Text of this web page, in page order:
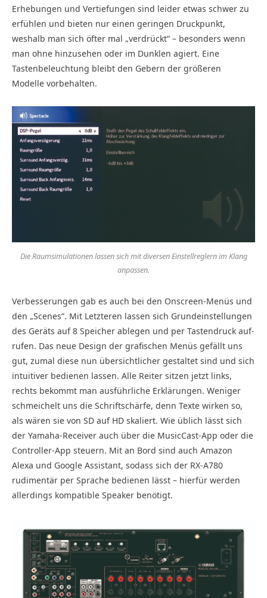
Erhebungen und Vertiefungen sind leider etwas schwer zu
erfühlen und bieten nur einen geringen Druckpunkt,
weshalb man sich öfter mal „verdrückt“ – besonders wenn
man ohne hinzusehen oder im Dunklen agiert. Eine
Tastenbeleuchtung bleibt den Gebern der größeren
Modelle vorbehalten.
Die Raumsimulationen lassen sich mit diversen Einstellreglern im Klang
anpassen.
Verbesserungen gab es auch bei den Onscreen-Menüs und
den „Scenes“. Mit Letzteren lassen sich Grundeinstellungen
des Geräts auf 8 Speicher ablegen und per Tastendruck auf-
rufen. Das neue Design der grafischen Menüs gefällt uns
gut, zumal diese nun übersichtlicher gestaltet sind und sich
intuitiver bedienen lassen. Alle Reiter sitzen jetzt links,
rechts bekommt man ausführliche Erklärungen. Weniger
schmeichelt uns die Schriftschärfe, denn Texte wirken so,
als wären sie von SD auf HD skaliert. Wie üblich lässt sich
der Yamaha-Receiver auch über die MusicCast-App oder die
Controller-App steuern. Mit an Bord sind auch Amazon
Alexa und Google Assistant, sodass sich der RX-A780
rudimentär per Sprache bedienen lässt – hierfür werden
allerdings kompatible Speaker benötigt.